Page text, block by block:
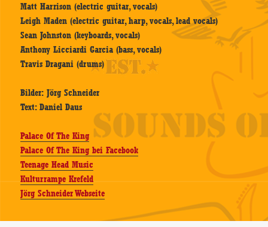
Matt Harrison (electric guitar, vocals)
Leigh Maden (electric guitar, harp, vocals, lead vocals)
Sean Johnston (keyboards, vocals)
Anthony Licciardi Garcia (bass, vocals)
Travis Dragani (drums)
Bilder: Jörg Schneider
Text: Daniel Daus
Palace Of The King
Palace Of The King bei Facebook
Teenage Head Music
Kulturrampe Krefeld
Jörg Schneider Webseite